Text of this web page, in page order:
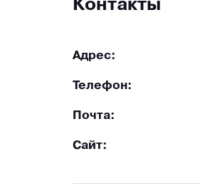
Контакты
Адрес:
Телефон:
Почта:
Сайт: